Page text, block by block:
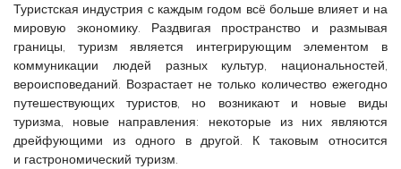
Туристская индустрия с каждым годом всё больше влияет и на
мировую экономику. Раздвигая пространство и размывая
границы, туризм является интегрирующим элементом в
коммуникации людей разных культур, национальностей,
вероисповеданий. Возрастает не только количество ежегодно
путешествующих туристов, но возникают и новые виды
туризма, новые направления: некоторые из них являются
дрейфующими из одного в другой. К таковым относится
и гастрономический туризм.